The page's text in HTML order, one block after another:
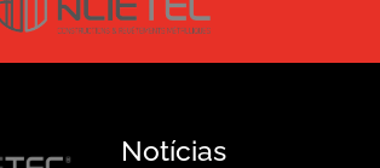
Notícias